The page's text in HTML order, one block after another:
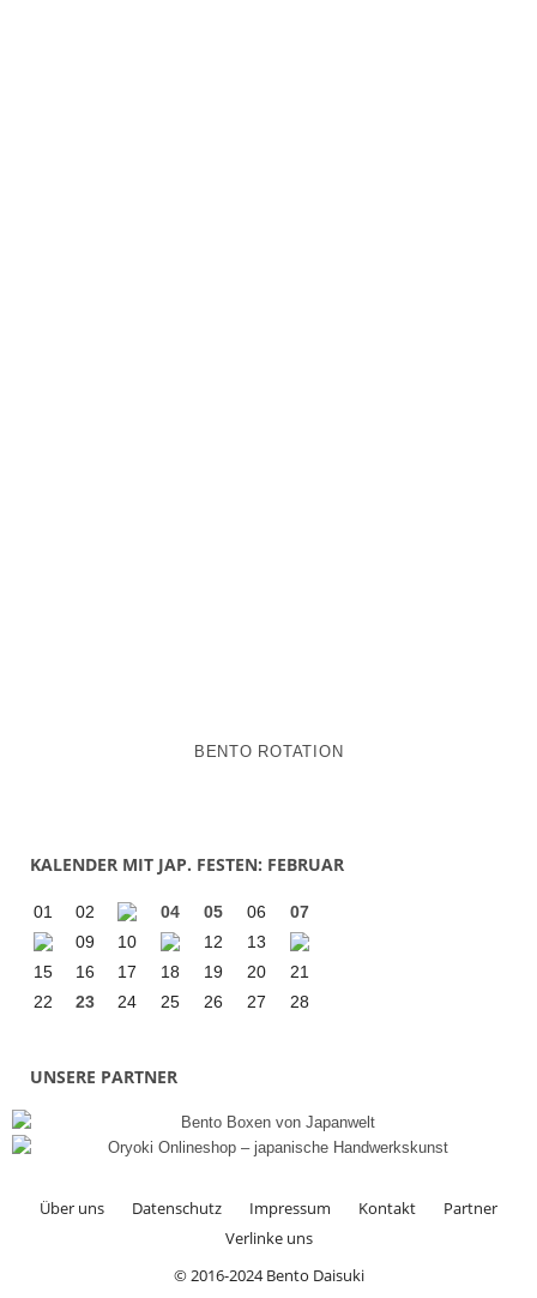
BENTO ROTATION
KALENDER MIT JAP. FESTEN: FEBRUAR
01 02 04 05 06
07
09
10 12
13
15
16 17 18 19 20
21
22
23 24 25 26 27 28
UNSERE PARTNER
Über uns Datenschutz Impressum Kontakt
Partner
Verlinke uns
© 2016-2024 Bento Daisuki